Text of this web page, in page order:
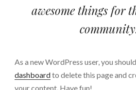
awesome things for
As a new WordPress user, you
dashboardto delete this page and
your content. Have fun!